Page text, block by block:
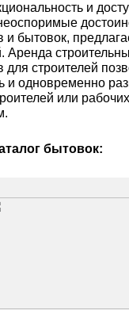
и
и бытовок,
Аренда
для строителей
и одновременно
или
бытовок: